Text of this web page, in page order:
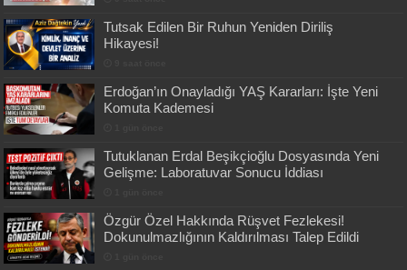
Tutsak Edilen Bir Ruhun Yeniden Diriliş
Hikayesi!
Erdoğan’ın Onayladığı YAŞ Kararları: İşte Yeni
Komuta Kademesi
Tutuklanan Erdal Beşikçioğlu Dosyasında Yeni
Gelişme: Laboratuvar Sonucu İddiası
Özgür Özel Hakkında Rüşvet Fezlekesi!
Dokunulmazlığının Kaldırılması Talep Edildi